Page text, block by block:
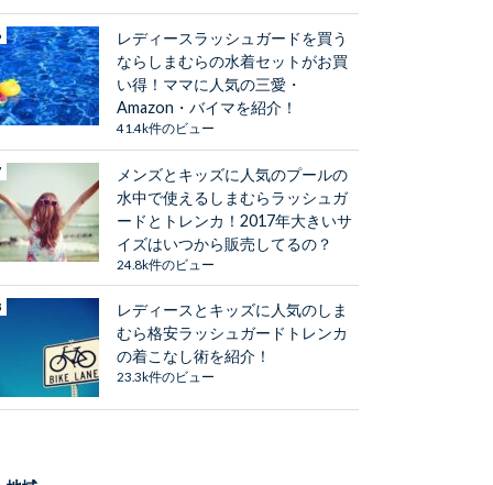
レディースラッシュガードを買う
ならしまむらの水着セットがお買
い得！ママに人気の三愛・
Amazon・バイマを紹介！
41.4k件のビュー
メンズとキッズに人気のプールの
水中で使えるしまむらラッシュガ
ードとトレンカ！2017年大きいサ
イズはいつから販売してるの？
24.8k件のビュー
レディースとキッズに人気のしま
むら格安ラッシュガードトレンカ
の着こなし術を紹介！
23.3k件のビュー